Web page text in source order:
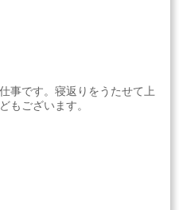
事です。寝返りをうたせて上
もございます。